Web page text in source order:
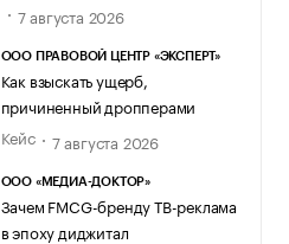
7 августа 2026
ООО ПРАВОВОЙ ЦЕНТР «ЭКСПЕРТ»
Как взыскать ущерб,
причиненный дропперами
Кейс
7 августа 2026
ООО «МЕДИА-ДОКТОР»
Зачем FMCG-бренду ТВ-реклама
в эпоху диджитал